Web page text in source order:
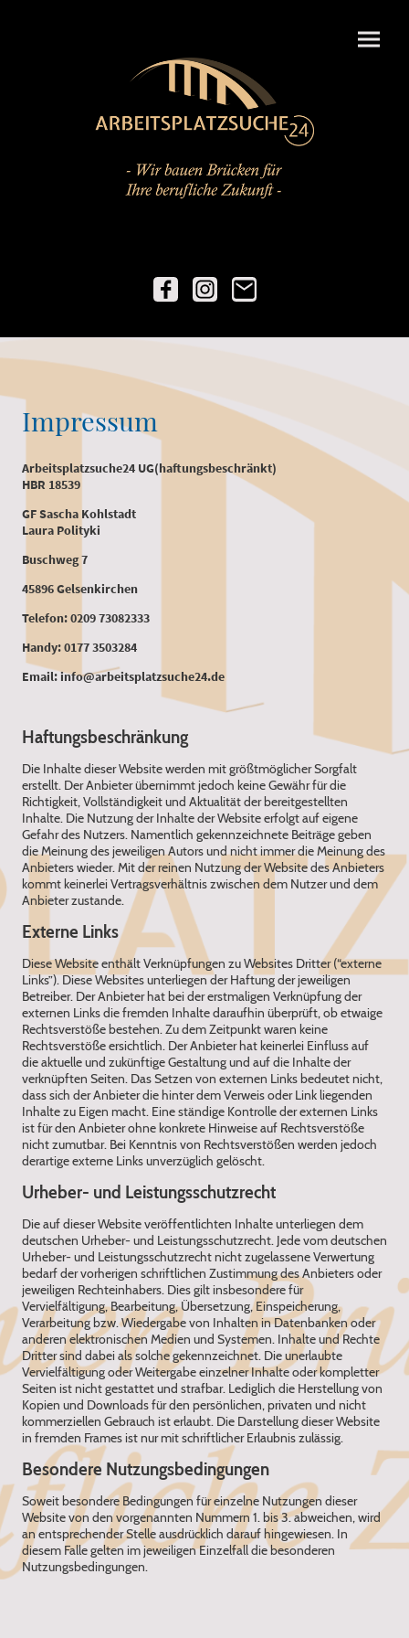
Impressum
Arbeitsplatzsuche24 UG(haftungsbeschränkt)
HBR 18539
GF Sascha Kohlstadt
Laura Polityki
Buschweg 7
45896 Gelsenkirchen
Telefon: 0209 73082333
Handy: 0177 3503284
Email: info@arbeitsplatzsuche24.de
Haftungsbeschränkung
‍Die Inhalte dieser Website werden mit größtmöglicher Sorgfalt
erstellt. Der Anbieter übernimmt jedoch keine Gewähr für die
Richtigkeit, Vollständigkeit und Aktualität der bereitgestellten
Inhalte. Die Nutzung der Inhalte der Website erfolgt auf eigene
Gefahr des Nutzers. Namentlich gekennzeichnete Beiträge geben
die Meinung des jeweiligen Autors und nicht immer die Meinung des
Anbieters wieder. Mit der reinen Nutzung der Website des Anbieters
kommt keinerlei Vertragsverhältnis zwischen dem Nutzer und dem
Anbieter zustande.
‍Externe Links
‍Diese Website enthält Verknüpfungen zu Websites Dritter (“externe
Links”). Diese Websites unterliegen der Haftung der jeweiligen
Betreiber. Der Anbieter hat bei der erstmaligen Verknüpfung der
externen Links die fremden Inhalte daraufhin überprüft, ob etwaige
Rechtsverstöße bestehen. Zu dem Zeitpunkt waren keine
Rechtsverstöße ersichtlich. Der Anbieter hat keinerlei Einfluss auf
die aktuelle und zukünftige Gestaltung und auf die Inhalte der
verknüpften Seiten. Das Setzen von externen Links bedeutet nicht,
dass sich der Anbieter die hinter dem Verweis oder Link liegenden
Inhalte zu Eigen macht. Eine ständige Kontrolle der externen Links
ist für den Anbieter ohne konkrete Hinweise auf Rechtsverstöße
nicht zumutbar. Bei Kenntnis von Rechtsverstößen werden jedoch
derartige externe Links unverzüglich gelöscht.
‍Urheber- und Leistungsschutzrecht
‍Die auf dieser Website veröffentlichten Inhalte unterliegen dem
deutschen Urheber- und Leistungsschutzrecht. Jede vom deutschen
Urheber- und Leistungsschutzrecht nicht zugelassene Verwertung
bedarf der vorherigen schriftlichen Zustimmung des Anbieters oder
jeweiligen Rechteinhabers. Dies gilt insbesondere für
Vervielfältigung, Bearbeitung, Übersetzung, Einspeicherung,
Verarbeitung bzw. Wiedergabe von Inhalten in Datenbanken oder
anderen elektronischen Medien und Systemen. Inhalte und Rechte
Dritter sind dabei als solche gekennzeichnet. Die unerlaubte
Vervielfältigung oder Weitergabe einzelner Inhalte oder kompletter
Seiten ist nicht gestattet und strafbar. Lediglich die Herstellung von
Kopien und Downloads für den persönlichen, privaten und nicht
kommerziellen Gebrauch ist erlaubt. Die Darstellung dieser Website
in fremden Frames ist nur mit schriftlicher Erlaubnis zulässig.
‍Besondere Nutzungsbedingungen
‍Soweit besondere Bedingungen für einzelne Nutzungen dieser
Website von den vorgenannten Nummern 1. bis 3. abweichen, wird
an entsprechender Stelle ausdrücklich darauf hingewiesen. In
diesem Falle gelten im jeweiligen Einzelfall die besonderen
Nutzungsbedingungen.